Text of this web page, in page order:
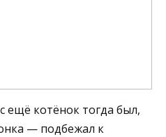
ещё котёнок тогда был,
— подбежал к